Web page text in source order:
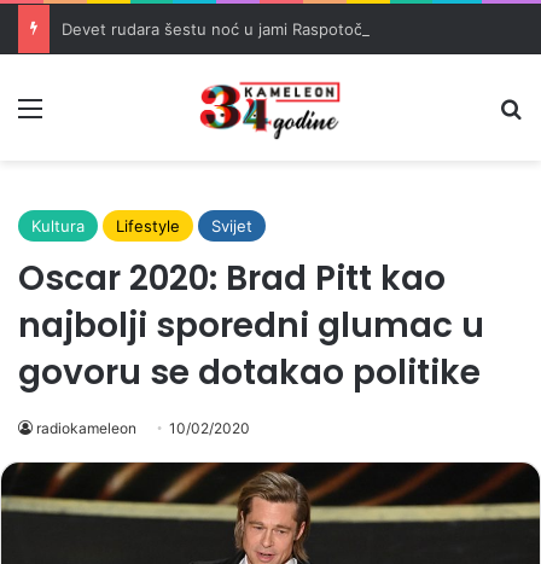
Kultura Lifestyle Svijet
Oscar 2020: Brad Pitt kao
najbolji sporedni glumac u
govoru se dotakao politike
radiokameleon 10/02/2020